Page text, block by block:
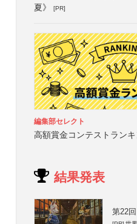
夏》
[PR]
編集部セレクト
高額賞金コンテストランキ
結果発表
第22